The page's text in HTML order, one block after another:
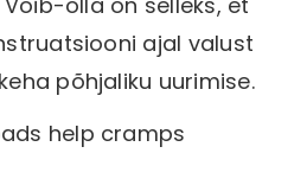
ajal valust
põhjaliku uurimise.